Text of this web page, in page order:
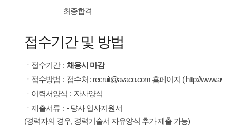
최종합격
접수기간 및 방법
ㆍ 접수기간 : 채용시 마감
ㆍ 접수방법 : 접수처 : recruit@avaco.com 홈페이지 (http://
ㆍ 이력서양식 : 자사양식
ㆍ 제출서류 : - 댱사 입사지원서
(경력자의 경우, 경력기술서 자유양식 추가 제출 가능)